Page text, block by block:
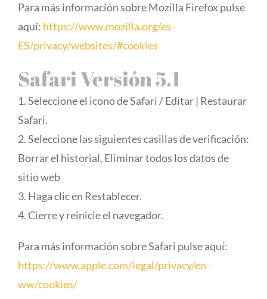
Para más información sobre Mozilla Firefox pulse
aquí: https://www.mozilla.org/es-
ES/privacy/websites/#cookies
Safari Versión 5.1
1. Seleccione el icono de Safari / Editar | Restaurar
Safari.
2. Seleccione las siguientes casillas de verificación:
Borrar el historial, Eliminar todos los datos de
sitio web
3. Haga clic en Restablecer.
4. Cierre y reinicie el navegador.
Para más información sobre Safari pulse aquí:
https://www.apple.com/legal/privacy/en-
ww/cookies/